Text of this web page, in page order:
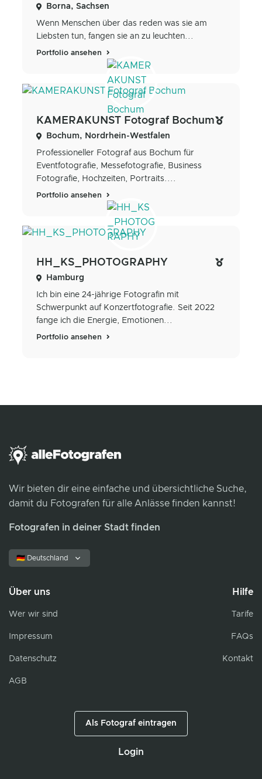
Borna, Sachsen
Wenn Menschen über das reden was sie am
Liebsten tun, fangen sie an zu leuchten...
Portfolio ansehen
KAMERAKUNST Fotograf Bochum
Bochum, Nordrhein-Westfalen
Professioneller Fotograf aus Bochum für
Eventfotografie, Messefotografie, Business
Fotografie, Hochzeiten, Portraits....
Portfolio ansehen
HH_KS_PHOTOGRAPHY
Hamburg
Ich bin eine 24-jährige Fotografin mit
Schwerpunkt auf Konzertfotografie. Seit 2022
fange ich die Energie, Emotionen...
Portfolio ansehen
Wir bieten dir eine einfache und übersichtliche Suche,
damit du Fotografen für alle Anlässe finden kannst!
Fotografen in deiner Stadt finden
🇩🇪 Deutschland
Über uns
Wer wir sind
Impressum
Datenschutz
AGB
Hilfe
Tarife
FAQs
Kontakt
Als Fotograf eintragen
Login